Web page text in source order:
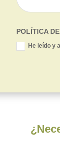
POLÍTICA
He leído y